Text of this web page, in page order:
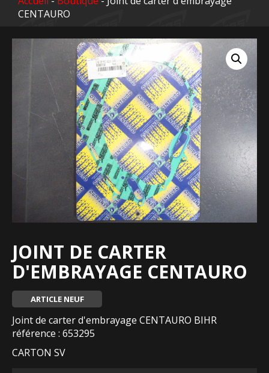
CENTAURO
JOINT DE CARTER
D'EMBRAYAGE CENTAURO
ARTICLE NEUF
Joint de carter d'embrayage CENTAURO BIHR
référence : 653295
CARTON SV